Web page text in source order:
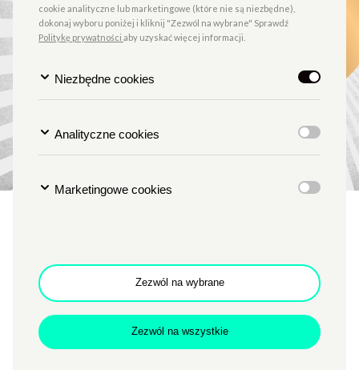
towarzystwie | Pokaz
specjalny z okazji 10-lecia
premiery
cookie analityczne lub marketingowe (które nie są niezbędne),
dokonaj wyboru poniżej i kliknij "Zezwól na wybrane" Sprawdź
Politykę prywatności aby uzyskać więcej informacji.
Niezbędne cookies
Analityczne cookies
Marketingowe cookies
Zezwól na wybrane
Zezwól na wszystkie